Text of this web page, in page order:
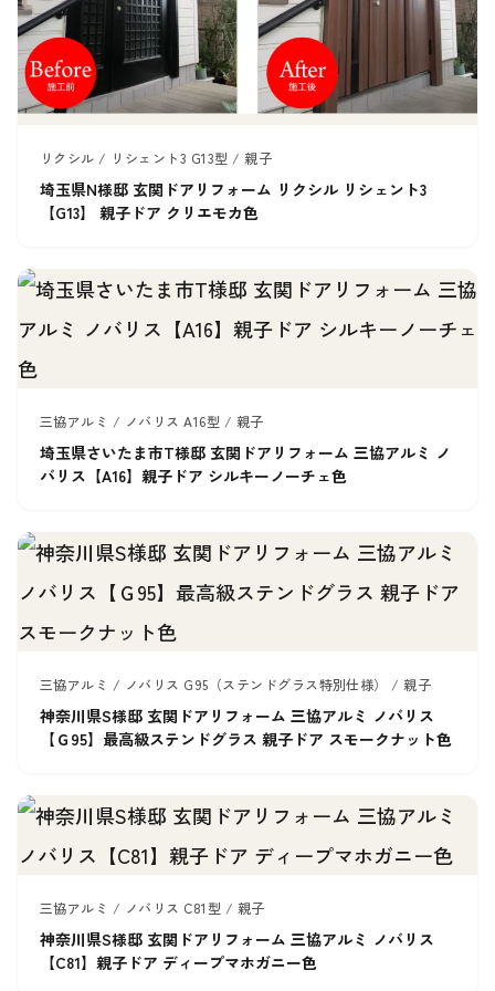
リクシル / リシェント3 G13型 / 親子
埼玉県N様邸 玄関ドアリフォーム リクシル リシェント3
【G13】 親子ドア クリエモカ色
三協アルミ / ノバリス A16型 / 親子
埼玉県さいたま市T様邸 玄関ドアリフォーム 三協アルミ ノ
バリス【A16】親子ドア シルキーノーチェ色
三協アルミ / ノバリス G95（ステンドグラス特別仕様） / 親子
神奈川県S様邸 玄関ドアリフォーム 三協アルミ ノバリス
【Ｇ95】最高級ステンドグラス 親子ドア スモークナット色
三協アルミ / ノバリス C81型 / 親子
神奈川県S様邸 玄関ドアリフォーム 三協アルミ ノバリス
【C81】親子ドア ディープマホガニー色